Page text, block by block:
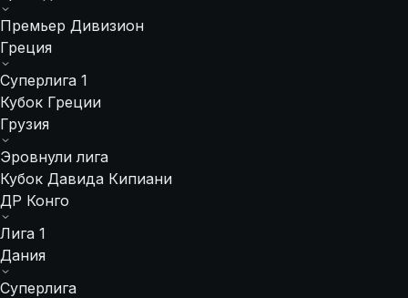
Премьер Дивизион
Греция
Суперлига 1
Кубок Греции
Грузия
Эровнули лига
Кубок Давида Кипиани
ДР Конго
Лига 1
Дания
Суперлига